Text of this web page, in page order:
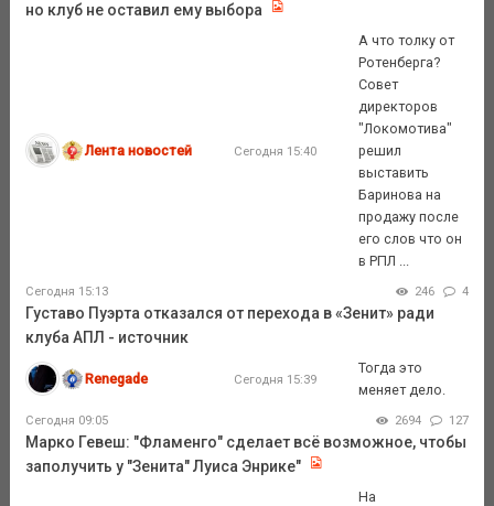
но клуб не оставил ему выбора
Лента новостей Сегодня 15:40
А что толку от
Ротенберга?
Совет
директоров
"Локомотива"
решил
выставить
Баринова на
продажу после
его слов что он
в РПЛ ...
Сегодня 15:13 246 4
Густаво Пуэрта отказался от перехода в «Зенит» ради
клуба АПЛ - источник
Renegade Сегодня 15:39
Тогда это
меняет дело.
Сегодня 09:05 2694 127
Марко Гевеш: "Фламенго" сделает всё возможное, чтобы
заполучить у "Зенита" Луиса Энрике"
На